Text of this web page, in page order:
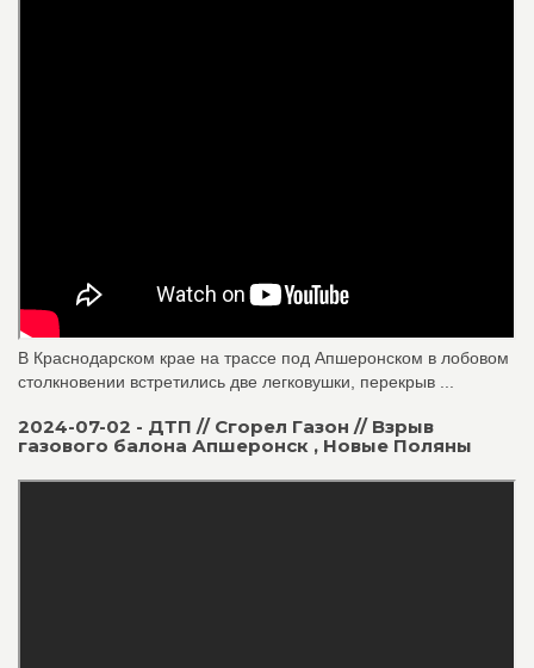
В Краснодарском крае на трассе под Апшеронском в лобовом
столкновении встретились две легковушки, перекрыв ...
2024-07-02 - ДТП // Сгорел Газон // Взрыв
газового балона Апшеронск , Новые Поляны